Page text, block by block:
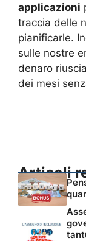
applicazioni
traccia delle
pianificarle.
sulle nostre
denaro
dei mesi
Articoli